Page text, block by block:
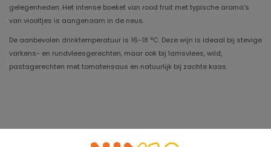
gelegenheden. Het intense boeket van rood fruit met typische aroma's
van viooltjes is aangenaam in de neus.
De aanbevolen drinktemperatuur is 16-18 °C. Deze wijn is ideaal bij stevige
varkens- en rundvleesgerechten, maar ook bij lamsvlees, wild,
pastagerechten met tomatensaus en natuurlijk bij zachte kaas.